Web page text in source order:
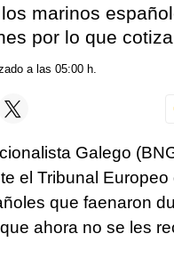
marinos
por lo que
a las 05:00 h.
Galego
el Tribunal
que faenaron
ahora no se les